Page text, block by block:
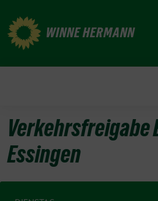
zum
Inhalt
WINNE HERMANN
Verkehrsfreigabe
Essingen